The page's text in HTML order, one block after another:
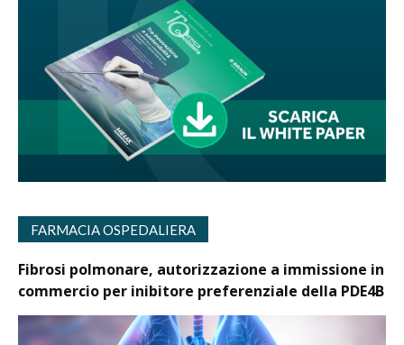
FARMACIA OSPEDALIERA
Fibrosi polmonare, autorizzazione a immissione in
commercio per inibitore preferenziale della PDE4B